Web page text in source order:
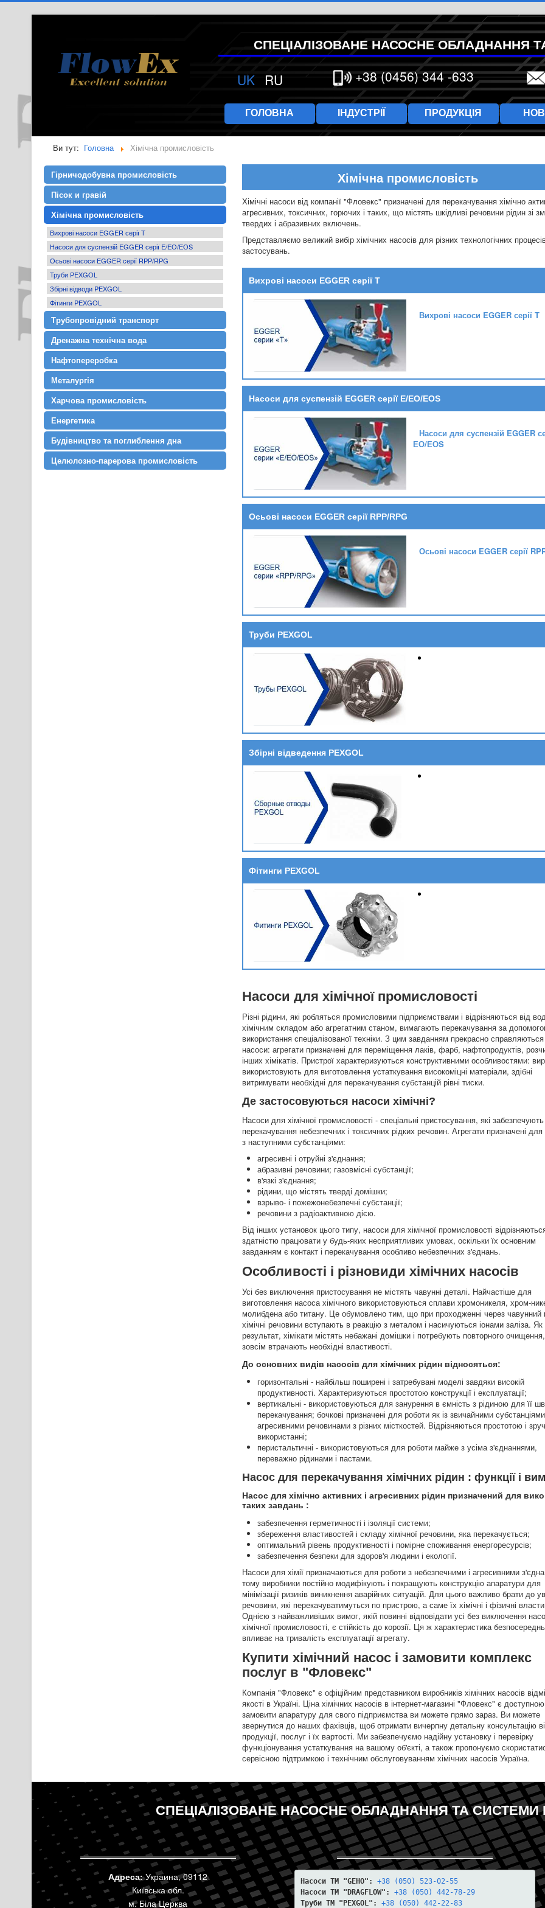
СПЕЦІАЛІЗОВАНЕ НАСОСНЕ ОБЛАДНАННЯ
UK RU +38 (0456) 344 -633
ГОЛОВНА ІНДУСТРІЇ ПРОДУКЦІЯ
Ви тут: Головна Хімічна промисловість
Гірничодобувна промисловість
Пісок и гравій
Хімічна промисловість
Вихрові насоси EGGER серії T
Насоси для суспензій EGGER серії E/ЕО/ЕОS
Осьові насоси EGGER серії RPP/RPG
Труби PEXGOL
Збірні відводи PEXGOL
Фітинги PEXGOL
Трубопровідний транспорт
Дренажна технічна вода
Нафтопереробка
Металургія
Харчова промисловість
Енергетика
Будівництво та поглиблення дна
Целюлозно-парерова промисловість
Хімічна промисловість
Хімічні насоси від компанії "Фловекс" призначені для перекачування хімічно
агресивних, токсичних, горючих і таких, що містять шкідливі речовини рідин зі
твердих і абразивних включень.
Представляємо великий вибір хімічних насосів для різних технологічних
застосувань.
Вихрові насоси EGGER серії T
Вихрові насоси EGGER серії T
Насоси для суспензій EGGER серії E/ЕО/ЕОS
Насоси для суспензій EGGER
ЕО/ЕОS
Осьові насоси EGGER серії RPP/RPG
Осьові насоси EGGER серії
Труби PEXGOL
Збірні відведення PEXGOL
Фітинги PEXGOL
Насоси для хімічної промисловості
Різні рідини, які робляться промисловими підприємствами і відрізняються від
хімічним складом або агрегатним станом, вимагають перекачування за
використання спеціалізованої техніки. З цим завданням прекрасно справляються
насоси: агрегати призначені для переміщення лаків, фарб, нафтопродуктів,
інших хімікатів. Пристрої характеризуються конструктивними особливостями:
використовують для виготовлення устаткування високоміцні матеріали, здібні
витримувати необхідні для перекачування субстанцій рівні тиски.
Де застосовуються насоси хімічні?
Насоси для хімічної промисловості - спеціальні пристосування, які забезпечують
перекачування небезпечних і токсичних рідких речовин. Агрегати призначені
з наступними субстанціями:
агресивні і отруйні з'єднання;
абразивні речовини; газовмісні субстанції;
в'язкі з'єднання;
рідини, що містять тверді домішки;
взрыво- і пожежонебезпечні субстанції;
речовини з радіоактивною дією.
Від інших установок цього типу, насоси для хімічної промисловості
здатністю працювати у будь-яких несприятливих умовах, оскільки їх основним
завданням є контакт і перекачування особливо небезпечних з'єднань.
Особливості і різновиди хімічних насосів
Усі без виключення пристосування не містять чавунні деталі. Найчастіше для
виготовлення насоса хімічного використовуються сплави хромоникеля, хром-
молибдена або титану. Це обумовлено тим, що при проходженні через чавунний
хімічні речовини вступають в реакцію з металом і насичуються іонами заліза. Як
результат, хімікати містять небажані домішки і потребують повторного
зовсім втрачають необхідні властивості.
До основних видів насосів для хімічних рідин відносяться:
горизонтальні - найбільш поширені і затребувані моделі завдяки високій
продуктивності. Характеризуються простотою конструкції і експлуатації;
вертикальні - використовуються для занурення в ємність з рідиною для її
перекачування; бочкові призначені для роботи як із звичайними
агресивними речовинами з різних місткостей. Відрізняються простотою і
використанні;
перистальтичні - використовуються для роботи майже з усіма з'єднаннями,
переважно рідинами і пастами.
Насос для перекачування хімічних рідин : функції і
Насос для хімічно активних і агресивних рідин призначений для
таких завдань :
забезпечення герметичності і ізоляції системи;
збереження властивостей і складу хімічної речовини, яка перекачується;
оптимальний рівень продуктивності і помірне споживання енергоресурсів;
забезпечення безпеки для здоров'я людини і екології.
Насоси для хімії призначаються для роботи з небезпечними і агресивними
тому виробники постійно модифікують і покращують конструкцію апаратури для
мінімізації ризиків виникнення аварійних ситуацій. Для цього важливо брати до
речовини, які перекачуватимуться по пристрою, а саме їх хімічні і фізичні
Однією з найважливіших вимог, якій повинні відповідати усі без виключення
хімічної промисловості, є стійкість до корозії. Ця ж характеристика
впливає на тривалість експлуатації агрегату.
Купити хімічний насос і замовити комплекс
послуг в "Фловекс"
Компанія "Фловекс" є офіційним представником виробників хімічних насосів
якості в Україні. Ціна хімічних насосів в інтернет-магазині "Фловекс" є
замовити апаратуру для свого підприємства ви можете прямо зараз. Ви можете
звернутися до наших фахівців, щоб отримати вичерпну детальну консультацію
продукції, послуг і їх вартості. Ми забезпечуємо надійну установку і перевірку
функціонування устаткування на вашому об'єкті, а також пропонуємо
сервісною підтримкою і технічним обслуговуванням хімічних насосів Україна.
СПЕЦІАЛІЗОВАНЕ НАСОСНЕ ОБЛАДНАННЯ ТА СИСТЕМИ
Адреса:Украина, 09112
Київська обл.
м. Біла Церква
Насоси ТМ "GEHO":
+38 (050) 523-02-55
Насоси ТМ "DRAGFLOW":
+38 (050) 442-78-29
Труби ТМ "PEXGOL":
+38 (050) 442-22-83